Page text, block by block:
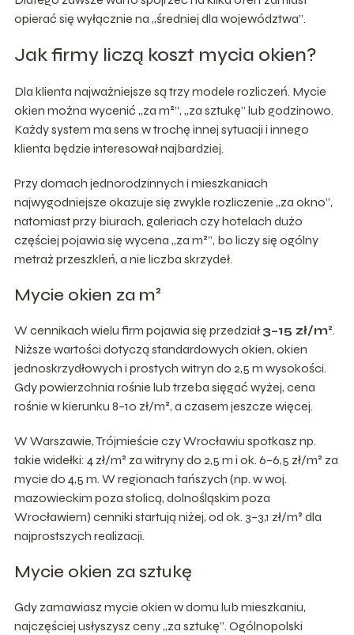
opierać się wyłącznie na „średniej dla województwa”.
Jak firmy liczą koszt mycia okien?
Dla klienta najważniejsze są trzy modele rozliczeń. Mycie
okien można wycenić „za m²”, „za sztukę” lub godzinowo.
Każdy system ma sens w trochę innej sytuacji i innego
klienta będzie interesował najbardziej.
Przy domach jednorodzinnych i mieszkaniach
najwygodniejsze okazuje się zwykle rozliczenie „za okno”,
natomiast przy biurach, galeriach czy hotelach dużo
częściej pojawia się wycena „za m²”, bo liczy się ogólny
metraż przeszkleń, a nie liczba skrzydeł.
Mycie okien za m²
W cennikach wielu firm pojawia się przedział 3–15 zł/m².
Niższe wartości dotyczą standardowych okien, okien
jednoskrzydłowych i prostych witryn do 2,5 m wysokości.
Gdy powierzchnia rośnie lub trzeba sięgać wyżej, cena
rośnie w kierunku 8–10 zł/m², a czasem jeszcze więcej.
W Warszawie, Trójmieście czy Wrocławiu spotkasz np.
takie widełki: 4 zł/m² za witryny do 2,5 m i ok. 6–6,5 zł/m² za
mycie do 4,5 m. W regionach tańszych (np. w woj.
mazowieckim poza stolicą, dolnośląskim poza
Wrocławiem) cenniki startują niżej, od ok. 3–3,1 zł/m² dla
najprostszych realizacji.
Mycie okien za sztukę
Gdy zamawiasz mycie okien w domu lub mieszkaniu,
najczęściej usłyszysz ceny „za sztukę”. Ogólnopolski